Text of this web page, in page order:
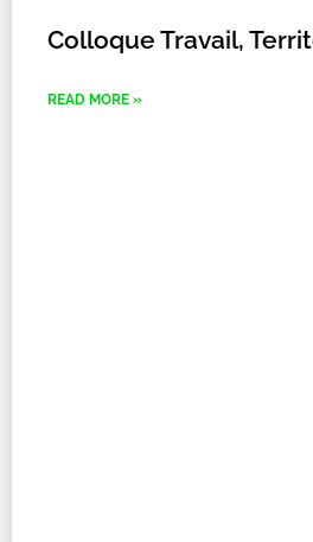
Colloque Travail,
READ MORE »